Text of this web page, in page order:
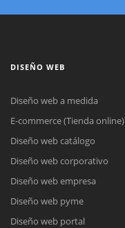
DISEÑO WEB
Diseño web a medida
E-commerce (Tienda online)
Diseño web catálogo
Diseño web corporativo
Diseño web empresa
Diseño web pyme
Diseño web portal